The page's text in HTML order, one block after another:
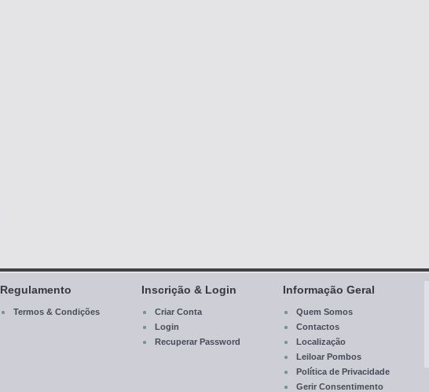
Regulamento
Termos & Condições
Inscrição & Login
Criar Conta
Login
Recuperar Password
Informação Geral
Quem Somos
Contactos
Localização
Leiloar Pombos
Política de Privacidade
Gerir Consentimento